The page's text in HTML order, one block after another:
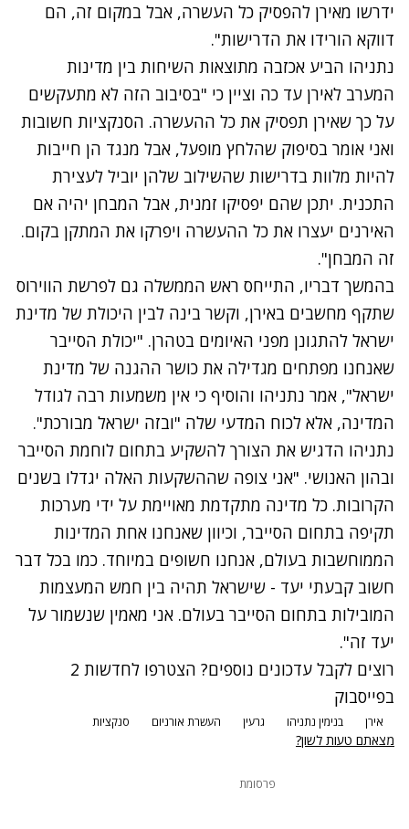
ידרשו מאירן להפסיק כל העשרה, אבל במקום זה, הם
דווקא הורידו את הדרישות".
נתניהו הביע אכזבה מתוצאות השיחות בין מדינות
המערב לאירן עד כה וציין כי "בסיבוב הזה לא מתעקשים
על כך שאירן תפסיק את כל ההעשרה. הסנקציות חשובות
ואני אומר בסיפוק שהלחץ מופעל, אבל מנגד הן חייבות
להיות מלוות בדרישות שהשילוב שלהן יוביל לעצירת
התכנית. יתכן שהם יפסיקו זמנית, אבל המבחן יהיה אם
האירנים יעצרו את כל ההעשרה ויפרקו את המתקן בקום.
זה המבחן".
בהמשך דבריו, התייחס ראש הממשלה גם לפרשת הווירוס
שתקף מחשבים באירן, וקשר בינה לבין היכולת של מדינת
ישראל להתגונן מפני האיומים בטהרן. "יכולת הסייבר
שאנחנו מפתחים מגדילה את כושר ההגנה של מדינת
ישראל", אמר נתניהו והוסיף כי אין משמעות רבה לגודל
המדינה, אלא לכוח המדעי שלה "ובזה ישראל מבורכת".
נתניהו הדגיש את הצורך להשקיע בתחום לוחמת הסייבר
ובהון האנושי. "אני צופה שההשקעות האלה יגדלו בשנים
הקרובות. כל מדינה מתקדמת מאויימת על ידי מערכות
תקיפה בתחום הסייבר, וכיוון שאנחנו אחת המדינות
הממוחשבות בעולם, אנחנו חשופים במיוחד. כמו בכל דבר
חשוב קבעתי יעד - שישראל תהיה בין חמש המעצמות
המובילות בתחום הסייבר בעולם. אני מאמין שנשמור על
יעד זה".
רוצים לקבל עדכונים נוספים? הצטרפו לחדשות 2
בפייסבוק
אירן בנימין נתניהו גרעין העשרת אורניום סנקציות
מצאתם טעות לשון?
פרסומת